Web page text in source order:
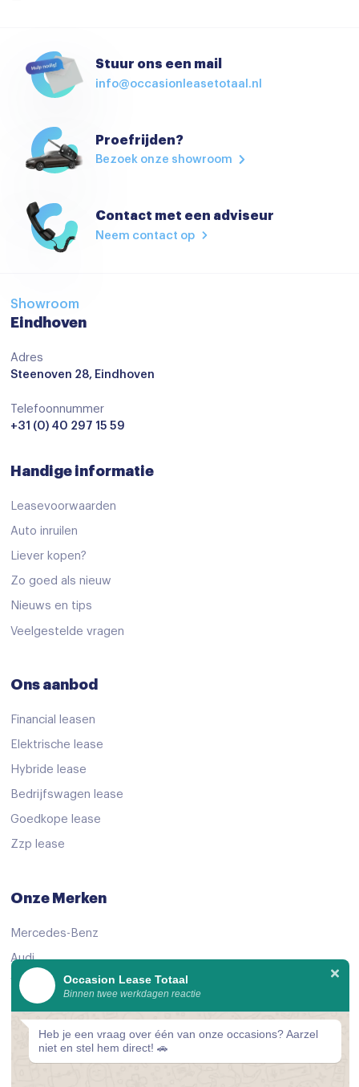
Binnenspiegel automatisch dimmend
Cruise control
Cruisecontrol
Elektrische Ramen
Elektrische ramen achter
Hoofdsteunen achter
Isofix
keyless start
Lederen versnellingspook
Passagiersstoel in hoogte verstelbaar
Regensensor
Sportstoelen
Stoelverwarming
Stuurbekrachtiging
Voorstoelen verwarmd
Voorstoelen verwarmd
Start/stop systeem
Airbag(s) hoofd voor
Airbag(s) side voor
Airbag bestuurder
Airbag passagier
Alarm klasse 1(startblokkering)
Anti Blokkeer Systeem
Stuur ons een mail
info@occasionleasetotaal.nl
Proefrijden?
Bezoek onze showroom
Contact met een adviseur
Neem contact op
Showroom
Eindhoven
Adres
Steenoven 28, Eindhoven
Telefoonnummer
+31 (0) 40 297 15 59
Handige informatie
Leasevoorwaarden
Auto inruilen
Liever kopen?
Zo goed als nieuw
Nieuws en tips
Veelgestelde vragen
Ons aanbod
Financial leasen
Elektrische lease
Hybride lease
Bedrijfswagen lease
Goedkope lease
Zzp lease
Onze Merken
Mercedes-Benz
Audi
Volkswagen
Peugeot
Bekijk alle merken
Occasion Lease Totaal
Binnen twee werkdagen reactie
Heb je een vraag over één van onze occasions? Aarzel
niet en stel hem direct! 🚗